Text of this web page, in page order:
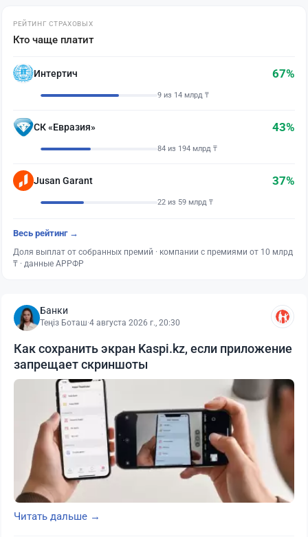
РЕЙТИНГ СТРАХОВЫХ
Кто чаще платит
Интертич 67%
9 из 14 млрд ₸
СК «Евразия» 43%
84 из 194 млрд ₸
Jusan Garant 37%
22 из 59 млрд ₸
Весь рейтинг →
Доля выплат от собранных премий · компании с премиями от 10 млрд
₸ · данные АРРФР
Банки
Теңіз Боташ·4 августа 2026 г., 20:30
Как сохранить экран Kaspi.kz, если приложение
запрещает скриншоты
Читать дальше →